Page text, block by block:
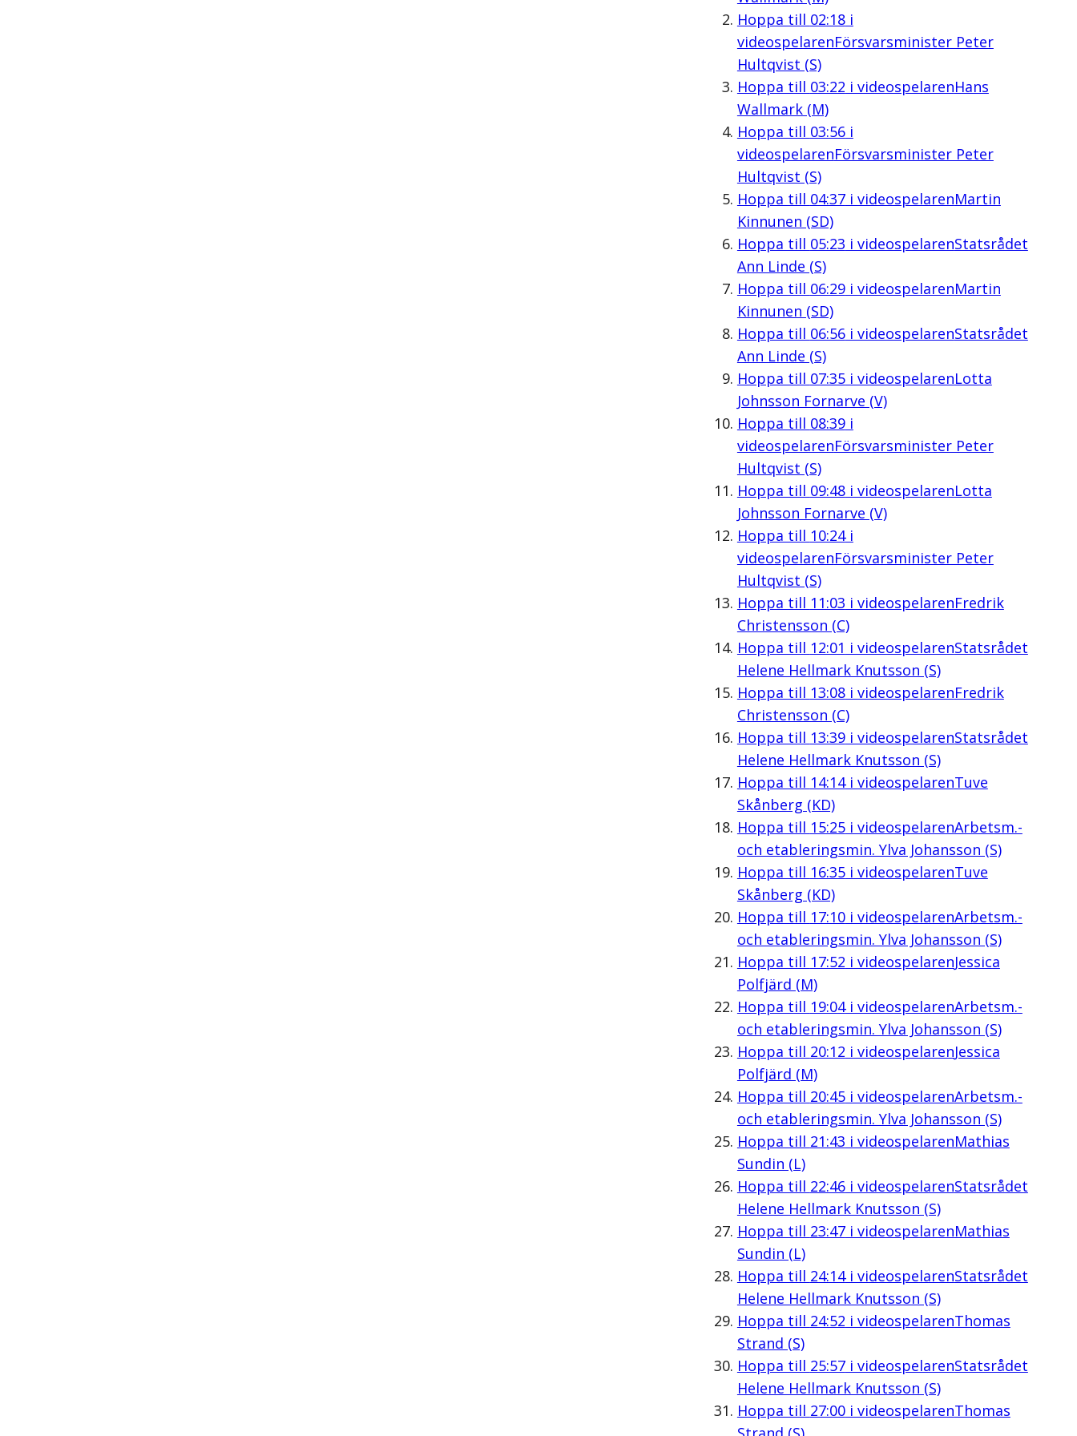
Hoppa till 02:18i
videospelarenFörsvarsminister Peter
Hultqvist (S)
Hoppa till 03:22 i videospelarenHans
Wallmark (M)
Hoppa till 03:56i
videospelarenFörsvarsminister Peter
Hultqvist (S)
Hoppa till 04:37i videospelarenMartin
Kinnunen (SD)
Hoppa till 05:23 i videospelarenStatsrådet
Ann Linde (S)
Hoppa till 06:29i videospelarenMartin
Kinnunen (SD)
Hoppa till 06:56i videospelarenStatsrådet
Ann Linde (S)
Hoppa till 07:35i videospelarenLotta
Johnsson Fornarve (V)
Hoppa till 08:39i
videospelarenFörsvarsminister Peter
Hultqvist (S)
Hoppa till 09:48i videospelarenLotta
Johnsson Fornarve (V)
Hoppa till 10:24i
videospelarenFörsvarsminister Peter
Hultqvist (S)
Hoppa till 11:03 i videospelarenFredrik
Christensson (C)
Hoppa till 12:01 i videospelarenStatsrådet
Helene Hellmark Knutsson (S)
Hoppa till 13:08i videospelarenFredrik
Christensson (C)
Hoppa till 13:39i videospelarenStatsrådet
Helene Hellmark Knutsson (S)
Hoppa till 14:14i videospelarenTuve
Skånberg (KD)
Hoppa till 15:25i videospelarenArbetsm.-
och etableringsmin. Ylva Johansson (S)
Hoppa till 16:35i videospelarenTuve
Skånberg (KD)
Hoppa till 17:10i videospelarenArbetsm.-
och etableringsmin. Ylva Johansson (S)
Hoppa till 17:52 i videospelarenJessica
Polfjärd (M)
Hoppa till 19:04i videospelarenArbetsm.-
och etableringsmin. Ylva Johansson (S)
Hoppa till 20:12 i videospelarenJessica
Polfjärd (M)
Hoppa till 20:45i videospelarenArbetsm.-
och etableringsmin. Ylva Johansson (S)
Hoppa till 21:43 i videospelarenMathias
Sundin (L)
Hoppa till 22:46i videospelarenStatsrådet
Helene Hellmark Knutsson (S)
Hoppa till 23:47i videospelarenMathias
Sundin (L)
Hoppa till 24:14i videospelarenStatsrådet
Helene Hellmark Knutsson (S)
Hoppa till 24:52 i videospelarenThomas
Strand (S)
Hoppa till 25:57i videospelarenStatsrådet
Helene Hellmark Knutsson (S)
Hoppa till 27:00i videospelarenThomas